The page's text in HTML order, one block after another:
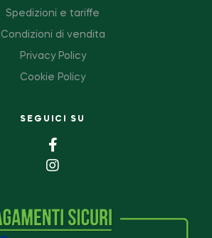
Spedizioni e tariffe
Condizioni di vendita
Privacy Policy
Cookie Policy
SEGUICI SU